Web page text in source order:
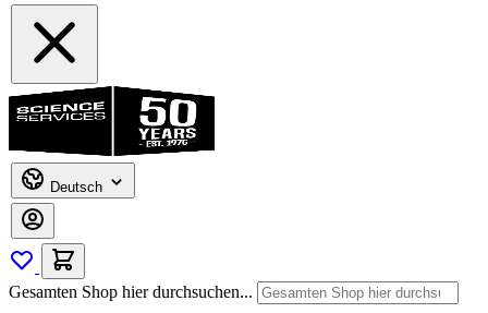
Deutsch
Gesamten Shop hier durchsuchen...